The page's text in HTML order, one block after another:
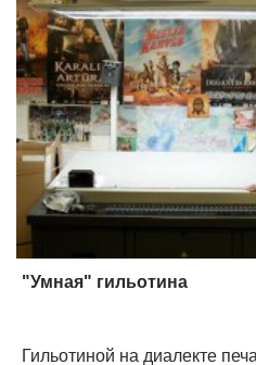
"Умная" гильотина
Гильотиной на диалекте